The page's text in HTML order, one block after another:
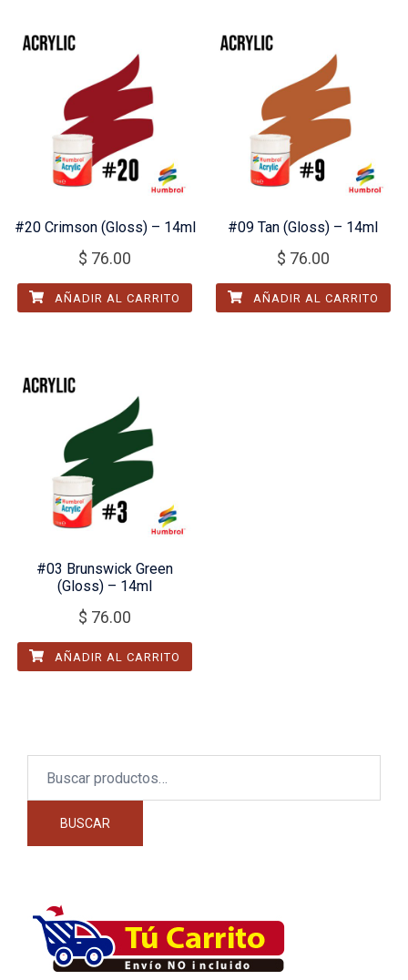
#20 Crimson (Gloss) – 14ml
$ 76.00
AÑADIR AL CARRITO
#09 Tan (Gloss) – 14ml
$ 76.00
AÑADIR AL CARRITO
#03 Brunswick Green
(Gloss) – 14ml
$ 76.00
AÑADIR AL CARRITO
BUSCAR